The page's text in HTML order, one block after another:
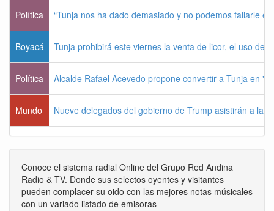
Política “Tunja nos ha dado demasiado y no podemos fallarle
Boyacá Tunja prohibirá este viernes la venta de licor, el uso de
Política Alcalde Rafael Acevedo propone convertir a Tunja en
Mundo Nueve delegados del gobierno de Trump asistirán a la
Conoce el sistema radial Online del Grupo Red Andina
Radio & TV. Donde sus selectos oyentes y visitantes
pueden complacer su oido con las mejores notas músicales
con un variado listado de emisoras